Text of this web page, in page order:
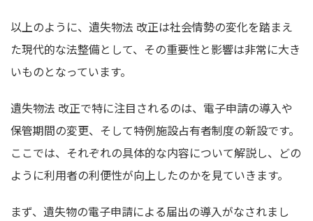
以上のように、遺失物法 改正は社会情勢の変化を踏まえ
た現代的な法整備として、その重要性と影響は非常に大き
いものとなっています。
遺失物法 改正で特に注目されるのは、電子申請の導入や
保管期間の変更、そして特例施設占有者制度の新設です。
ここでは、それぞれの具体的な内容について解説し、どの
ように利用者の利便性が向上したのかを見ていきます。
まず、遺失物の電子申請による届出の導入がなされまし